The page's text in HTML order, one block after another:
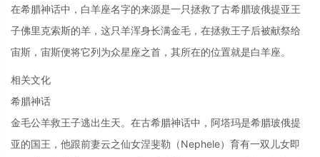
在希腊神话中，白羊座名字的来源是一只拯救了古希腊玻俄提亚王
子佛里克索斯的羊，这只羊浑身长满金毛，在拯救王子后被献祭给
宙斯，宙斯便将它列为众星座之首，其所在的位置就是白羊座。
相关文化
希腊神话
金毛公羊救王子逃出生天。在古希腊神话中，阿塔玛是希腊玻俄提
亚的国王，他跟前妻云之仙女涅斐勒（Nephele）育有一双儿女即